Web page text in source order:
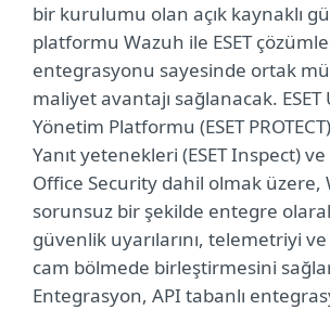
bir kurulumu olan açık kaynaklı
platformu Wazuh ile ESET
entegrasyonu sayesinde ortak
maliyet avantajı sağlanacak. ESET
Yönetim Platformu (ESET
Yanıt yetenekleri (ESET Inspect) ve
Office Security dahil olmak üzere,
sorunsuz bir şekilde entegre
güvenlik uyarılarını, telemetriyi
cam bölmede birleştirmesini
Entegrasyon, API tabanlı